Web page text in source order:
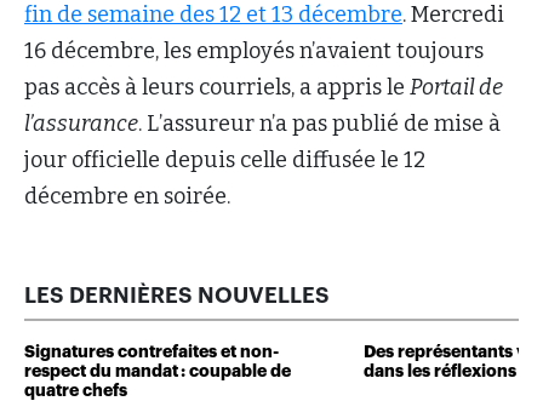
fin de semaine des 12 et 13 décembre. Mercredi
16 décembre, les employés n’avaient toujours
pas accès à leurs courriels, a appris le Portail de
l’assurance. L’assureur n’a pas publié de mise à
jour officielle depuis celle diffusée le 12
décembre en soirée.
LES DERNIÈRES NOUVELLES
Signatures contrefaites et non-
respect du mandat : coupable de
quatre chefs
Des représentants
dans les réflexions de